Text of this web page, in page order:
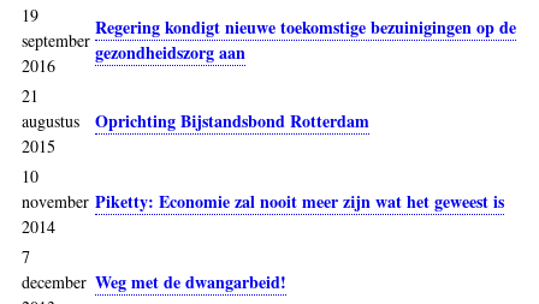
19
september
2016
Regering kondigt nieuwe toekomstige bezuinigingen op de
gezondheidszorg aan
21
augustus
2015
Oprichting Bijstandsbond Rotterdam
10
november
2014
Piketty: Economie zal nooit meer zijn wat het geweest is
7
december Weg met de dwangarbeid!